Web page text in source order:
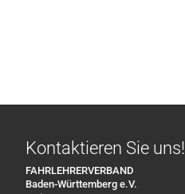
Kontaktieren Sie uns!
FAHRLEHRERVERBAND
Baden-Württemberg e.V.